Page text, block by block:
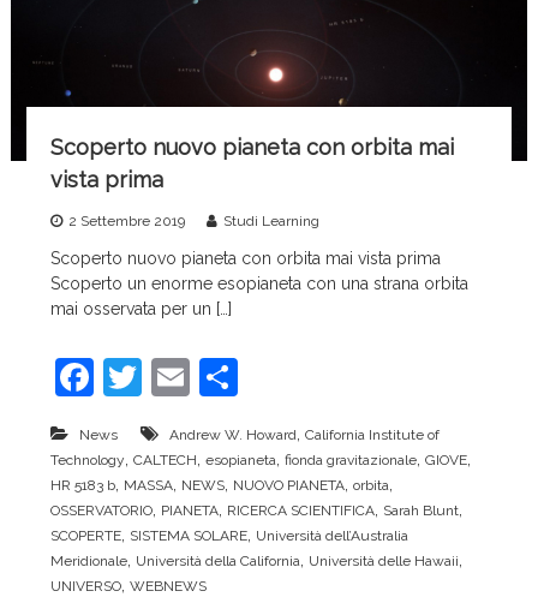
Scoperto nuovo pianeta con orbita mai
vista prima
2 Settembre 2019 Studi Learning
Scoperto nuovo pianeta con orbita mai vista prima
Scoperto un enorme esopianeta con una strana orbita
mai osservata per un […]
F
c
e
b
o
T
w
itt
er
E
ai
l
C
n
di
vi
di
News Andrew W. Howard California Institute of
Technology CALTECH esopianeta fionda gravitazionale, GIOVE,
HR 5183 b, MASSA, NEWS, NUOVO PIANETA, orbita
OSSERVATORIO, PIANETA, RICERCA SCIENTIFICA, Sarah Blunt,
SCOPERTE, SISTEMA SOLARE, Università dell’Australia
Meridionale, Università della California Università delle Hawaii
UNIVERSO, WEBNEWS